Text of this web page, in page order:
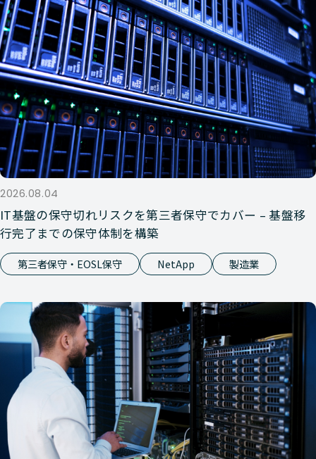
2026.08.04
IT基盤の保守切れリスクを第三者保守でカバー – 基盤移
行完了までの保守体制を構築
第三者保守・EOSL保守 NetApp 製造業